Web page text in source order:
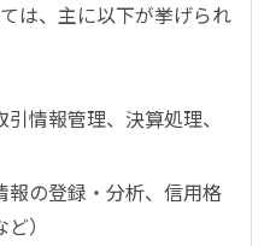
は、主に以下が挙げられ
情報管理、決算処理、
報の登録・分析、信用格
）